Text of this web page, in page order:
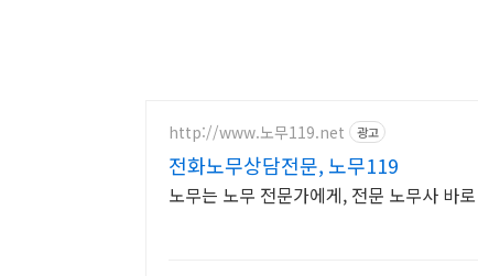
http://www.노무119.net 광고
전화노무상담전문, 노무119
노무는 노무 전문가에게, 전문 노무사 바